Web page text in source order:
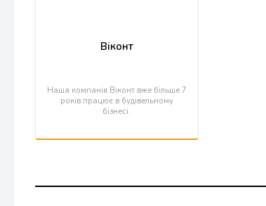
Віконт
Наша компанія Віконт вже більше 7
років працює в будівельному
бізнесі.